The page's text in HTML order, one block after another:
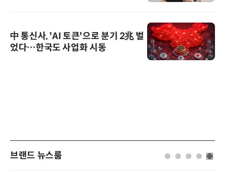
中 통신사, 'AI 토큰'으로 분기 2兆 벌
었다…한국도 사업화 시동
브랜드 뉴스룸